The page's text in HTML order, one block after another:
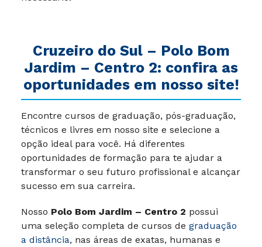
Cruzeiro do Sul – Polo Bom
Jardim – Centro 2: confira as
oportunidades em nosso site!
Encontre cursos de graduação, pós-graduação,
técnicos e livres em nosso site e selecione a
opção ideal para você. Há diferentes
oportunidades de formação para te ajudar a
transformar o seu futuro profissional e alcançar
sucesso em sua carreira.
Nosso Polo Bom Jardim – Centro 2 possui
uma seleção completa de cursos de graduação
a distância, nas áreas de exatas, humanas e